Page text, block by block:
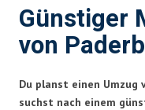
Günstiger
von
Du planst einen Umzug
suchst nach einem